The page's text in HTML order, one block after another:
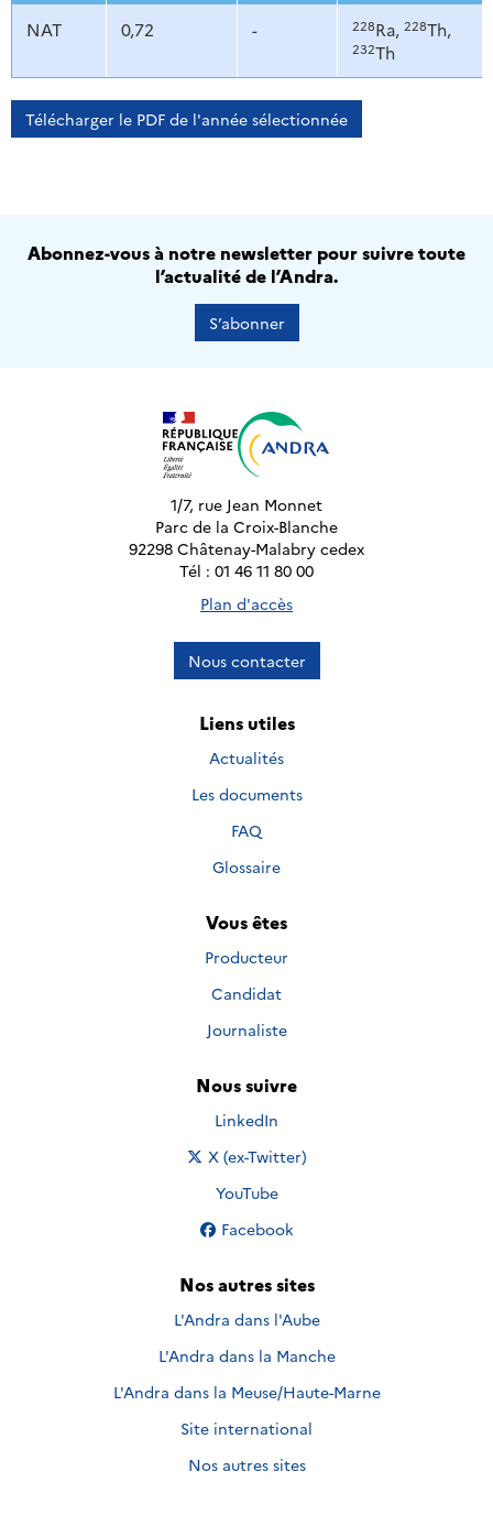
NAT 0,72 - 228Ra, 228Th,
232Th
Télécharger le PDF de l'année sélectionnée
Abonnez-vous à notre newsletter pour suivre toute
l’actualité de l’Andra.
S’abonner
1/7, rue Jean Monnet
Parc de la Croix-Blanche
92298 Châtenay-Malabry cedex
Tél : 01 46 11 80 00
Plan d'accès
Nous contacter
Liens utiles
Actualités
Les documents
FAQ
Glossaire
Vous êtes
Producteur
Candidat
Journaliste
Nous suivre
Nous suivre sur
LinkedIn
Nous suivre sur
X (ex-Twitter)
Nous suivre sur
YouTube
Nous suivre sur
Facebook
Nos autres sites
L'Andra dans l'Aube
L'Andra dans la Manche
L'Andra dans la Meuse/Haute-Marne
Site international
Nos autres sites